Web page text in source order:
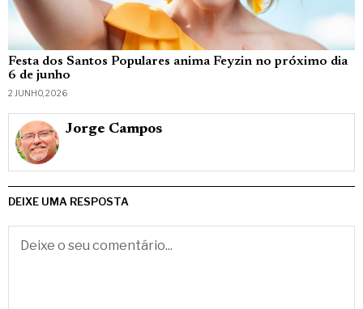
Festa dos Santos Populares anima Feyzin no próximo dia
6 de junho
2 JUNHO, 2026
Jorge Campos
DEIXE UMA RESPOSTA